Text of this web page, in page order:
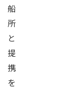
船
所
と
提
携
を